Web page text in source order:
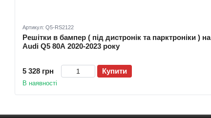
Артикул: Q5-RS2122
Решітки в бампер ( під дистронік та парктроніки ) на
Audi Q5 80A 2020-2023 року
5 328 грн Купити
В наявності